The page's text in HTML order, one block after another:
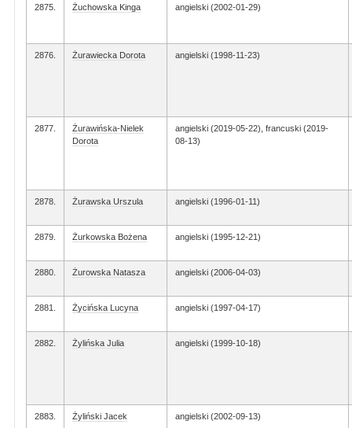
2875. Żuchowska Kinga angielski (2002-01-29)
2876. Żurawiecka Dorota angielski (1998-11-23)
2877.
Żurawińska-Nielek
Dorota
angielski (2019-05-22), francuski (2019-
08-13)
2878. Żurawska Urszula angielski (1996-01-11)
2879. Żurkowska Bożena angielski (1995-12-21)
2880. Żurowska Natasza angielski (2006-04-03)
2881. Życińska Lucyna angielski (1997-04-17)
2882. Żylińska Julia angielski (1999-10-18)
2883. Żyliński Jacek angielski (2002-09-13)